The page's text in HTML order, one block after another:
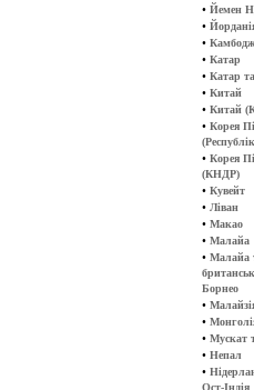
• Йемен
•
•
• Катар
• Катар
• Китай
• Китай
• Корея
• Корея
(КНДР)
• Кувейт
• Ліван
• Макао
• Малайа
• Малайа
Борнео
•
•
• Мускат
• Непал
•
Ост-Індія